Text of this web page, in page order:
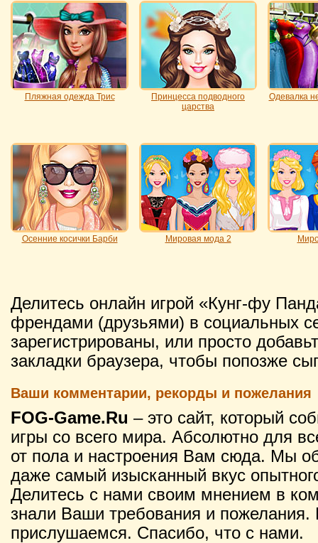
Пляжная одежда Трис
Принцесса подводного
царства
Одевалка
Осенние косички Барби Мировая мода 2
Делитесь онлайн игрой «Кунг-фу
френдами (друзьями) в социальных
зарегистрированы, или просто
закладки браузера, чтобы попозже
Ваши комментарии, рекорды и пожелания
FOG-Game.Ru – это сайт, который
игры со всего мира. Абсолютно для
от пола и настроения Вам сюда. Мы
даже самый изысканный вкус
Делитесь с нами своим мнением в
знали Ваши требования и
прислушаемся. Спасибо, что с нами.